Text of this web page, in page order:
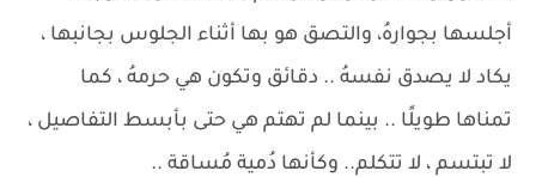
أجلسها بجوارهُ، والتصق هو بها أثناء الجلوس بجانبها ،
يكاد لا يصدق نفسهُ .. دقائق وتكون هي حرمهُ ، كما
تمناها طويلًا .. بينما لم تهتم هي حتى بأبسط التفاصيل ،
لا تبتسم ، لا تتكلم.. وكأنها دُمية مُساقة ..